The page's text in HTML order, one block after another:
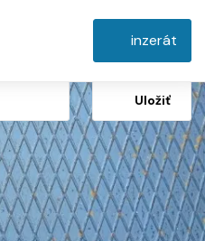
inzerát
Uložiť